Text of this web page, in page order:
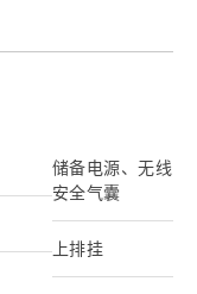
储备电源、无线
安全气囊
上排挂